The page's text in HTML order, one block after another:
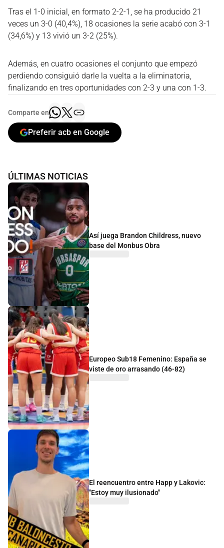
Tras el 1-0 inicial, en formato 2-2-1, se ha producido 21
veces un 3-0 (40,4%), 18 ocasiones la serie acabó con 3-1
(34,6%) y 13 vivió un 3-2 (25%).
Además, en cuatro ocasiones el conjunto que empezó
perdiendo consiguió darle la vuelta a la eliminatoria,
finalizando en tres oportunidades con 2-3 y una con 1-3.
Comparte en
Preferir acb en Google
ÚLTIMAS NOTICIAS
Así juega Brandon Childress, nuevo
base del Monbus Obra
Europeo Sub18 Femenino: España se
viste de oro arrasando (46-82)
El reencuentro entre Happ y Lakovic:
"Estoy muy ilusionado"